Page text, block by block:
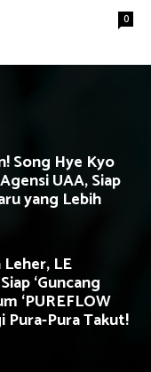
0
Song Hye Kyo
UAA, Siap
yang Lebih
LE
‘Guncang
‘PUREFLOW
Pura-Pura Takut!